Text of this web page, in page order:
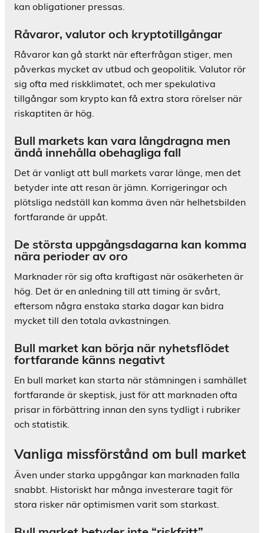
kan obligationer pressas.
Råvaror, valutor och kryptotillgångar
Råvaror kan gå starkt när efterfrågan stiger, men
påverkas mycket av utbud och geopolitik. Valutor rör
sig ofta med riskklimatet, och mer spekulativa
tillgångar som krypto kan få extra stora rörelser när
riskaptiten är hög.
Bull markets kan vara långdragna men
ändå innehålla obehagliga fall
Det är vanligt att bull markets varar länge, men det
betyder inte att resan är jämn. Korrigeringar och
plötsliga nedställ kan komma även när helhetsbilden
fortfarande är uppåt.
De största uppgångsdagarna kan komma
nära perioder av oro
Marknader rör sig ofta kraftigast när osäkerheten är
hög. Det är en anledning till att timing är svårt,
eftersom några enstaka starka dagar kan bidra
mycket till den totala avkastningen.
Bull market kan börja när nyhetsflödet
fortfarande känns negativt
En bull market kan starta när stämningen i samhället
fortfarande är skeptisk, just för att marknaden ofta
prisar in förbättring innan den syns tydligt i rubriker
och statistik.
Vanliga missförstånd om bull market
Även under starka uppgångar kan marknaden falla
snabbt. Historiskt har många investerare tagit för
stora risker när optimismen varit som starkast.